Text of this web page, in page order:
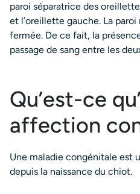
paroi séparatrice des
et l’oreillette gauche. La
fermée. De ce fait, la
passage de sang entre les
Qu’est-ce
affection
Une maladie congénitale est
depuis la naissance du chiot.